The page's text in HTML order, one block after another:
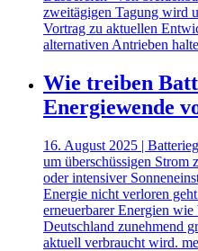
zweitägigen Tagung wird
Vortrag zu aktuellen
alternativen Antrieben
Wie treiben
Energiewende
16. August 2025 |
um überschüssigen Strom
oder intensiver
Energie nicht verloren
erneuerbarer Energien
Deutschland zunehmend
aktuell verbraucht wird.